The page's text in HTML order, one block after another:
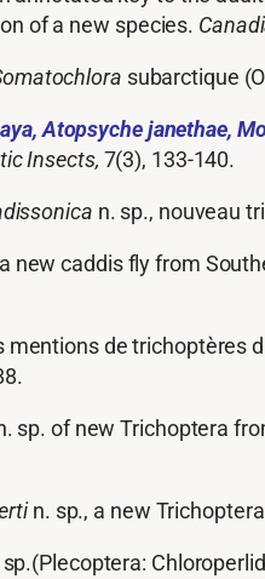
of a new species.
subarctique
Atopsyche janethae,
Insects, 7(3), 133-140.
n. sp., nouveau
a new caddis fly from
mentions de
sp. of new Trichoptera
n. sp., a new